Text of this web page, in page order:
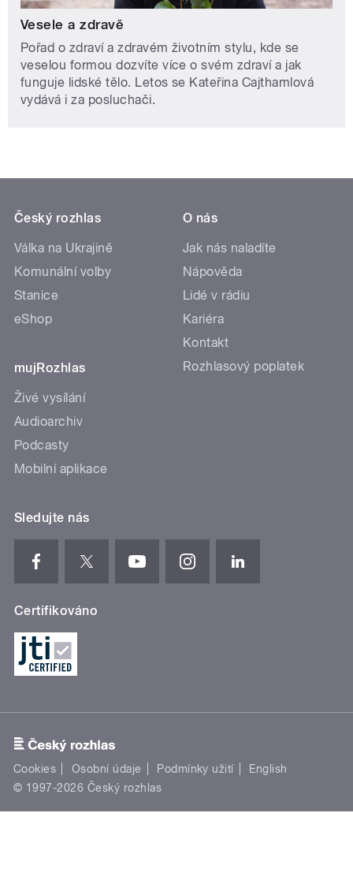
Vesele a zdravě
Pořad o zdraví a zdravém životním stylu, kde se
veselou formou dozvíte více o svém zdraví a jak
funguje lidské tělo. Letos se Kateřina Cajthamlová
vydává i za posluchači.
Český rozhlas
Válka na Ukrajině
Komunální volby
Stanice
eShop
mujRozhlas
Živé vysílání
Audioarchiv
Podcasty
Mobilní aplikace
O nás
Jak nás naladíte
Nápověda
Lidé v rádiu
Kariéra
Kontakt
Rozhlasový poplatek
Sledujte nás
Certifikováno
Cookies Osobní údaje Podmínky užití
English
© 1997-2026 Český rozhlas